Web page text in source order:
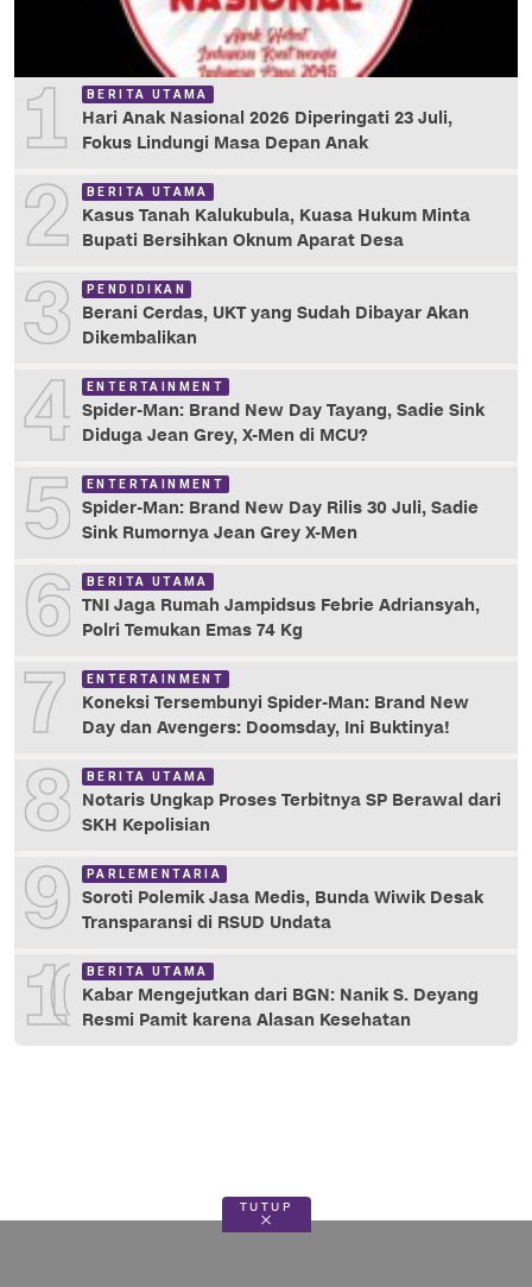
1 BERITA UTAMA
Hari Anak Nasional 2026 Diperingati 23 Juli,
Fokus Lindungi Masa Depan Anak
2 BERITA UTAMA
Kasus Tanah Kalukubula, Kuasa Hukum Minta
Bupati Bersihkan Oknum Aparat Desa
3 PENDIDIKAN
Berani Cerdas, UKT yang Sudah Dibayar Akan
Dikembalikan
4 ENTERTAINMENT
Spider-Man: Brand New Day Tayang, Sadie Sink
Diduga Jean Grey, X-Men di MCU?
5 ENTERTAINMENT
Spider-Man: Brand New Day Rilis 30 Juli, Sadie
Sink Rumornya Jean Grey X-Men
6 BERITA UTAMA
TNI Jaga Rumah Jampidsus Febrie Adriansyah,
Polri Temukan Emas 74 Kg
7 ENTERTAINMENT
Koneksi Tersembunyi Spider-Man: Brand New
Day dan Avengers: Doomsday, Ini Buktinya!
8 BERITA UTAMA
Notaris Ungkap Proses Terbitnya SP Berawal dari
SKH Kepolisian
9 PARLEMENTARIA
Soroti Polemik Jasa Medis, Bunda Wiwik Desak
Transparansi di RSUD Undata
10 BERITA UTAMA
Kabar Mengejutkan dari BGN: Nanik S. Deyang
Resmi Pamit karena Alasan Kesehatan
TUTUP